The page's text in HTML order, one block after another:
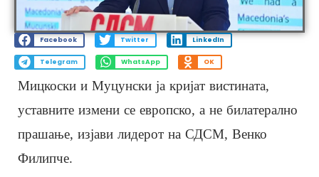
Facebook Twitter LinkedIn
Telegram WhatsApp OK
Мицкоски и Муцунски ја кријат вистината,
уставните измени се европско, а не билатерално
прашање, изјави лидерот на СДСМ, Венко
Филипче.